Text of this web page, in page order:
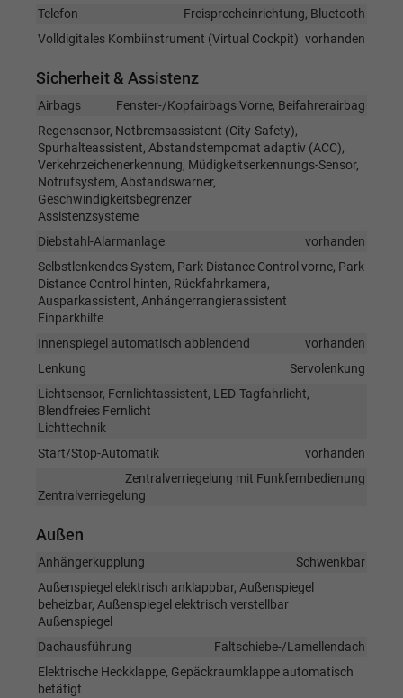
Freisprecheinrichtung, Bluetooth
Telefon
vorhanden
Volldigitales Kombiinstrument (Virtual Cockpit)
Sicherheit & Assistenz
Fenster-/Kopfairbags Vorne, Beifahrerairbag
Airbags
Regensensor, Notbremsassistent (City-Safety),
Spurhalteassistent, Abstandstempomat adaptiv (ACC),
Verkehrzeichenerkennung, Müdigkeitserkennungs-Sensor,
Notrufsystem, Abstandswarner,
Geschwindigkeitsbegrenzer
Assistenzsysteme
vorhanden
Diebstahl-Alarmanlage
Selbstlenkendes System, Park Distance Control vorne, Park
Distance Control hinten, Rückfahrkamera,
Ausparkassistent, Anhängerrangierassistent
Einparkhilfe
vorhanden
Innenspiegel automatisch abblendend
Servolenkung
Lenkung
Lichtsensor, Fernlichtassistent, LED-Tagfahrlicht,
Blendfreies Fernlicht
Lichttechnik
vorhanden
Start/Stop-Automatik
Zentralverriegelung mit Funkfernbedienung
Zentralverriegelung
Außen
Schwenkbar
Anhängerkupplung
Außenspiegel elektrisch anklappbar, Außenspiegel
beheizbar, Außenspiegel elektrisch verstellbar
Außenspiegel
Faltschiebe-/Lamellendach
Dachausführung
Elektrische Heckklappe, Gepäckraumklappe automatisch
betätigt